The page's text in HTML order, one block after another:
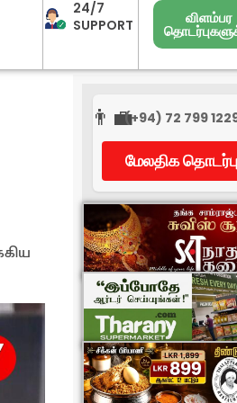
24/7
SUPPORT
விளம்பர
👨‍💼(+94) 72 799
மேலதிக